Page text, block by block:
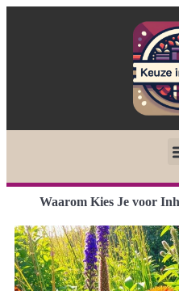
Waarom Kies Je voor